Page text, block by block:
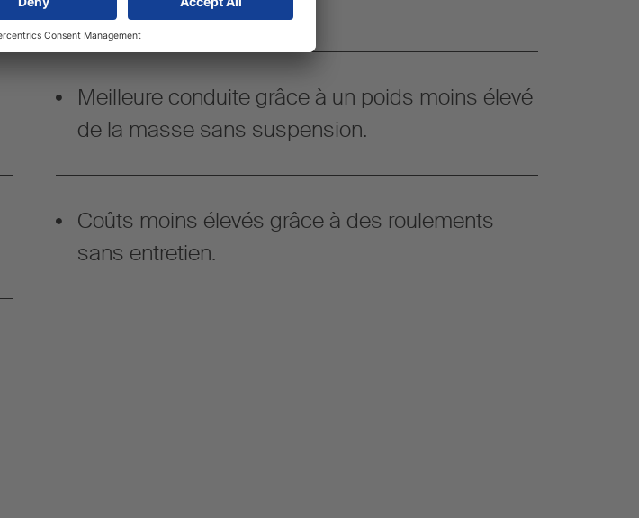
Meilleure conduite grâce à un poids moins élevé
de la masse sans suspension.
Coûts moins élevés grâce à des roulements
sans entretien.